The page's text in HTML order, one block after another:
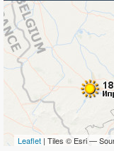
Leaflet | Tiles © Esri —